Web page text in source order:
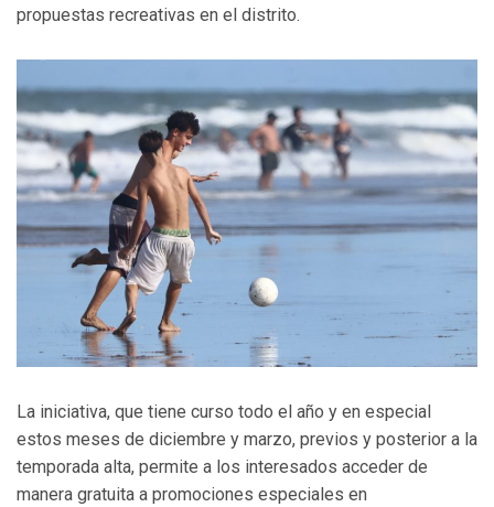
propuestas recreativas en el distrito.
La iniciativa, que tiene curso todo el año y en especial
estos meses de diciembre y marzo, previos y posterior a la
temporada alta, permite a los interesados acceder de
manera gratuita a promociones especiales en